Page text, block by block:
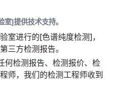
]提供技术支持。
室进行的[色谱纯度检测]，
三方检测报告。
何检测报告、检测报价、检
师，我们的检测工程师收到